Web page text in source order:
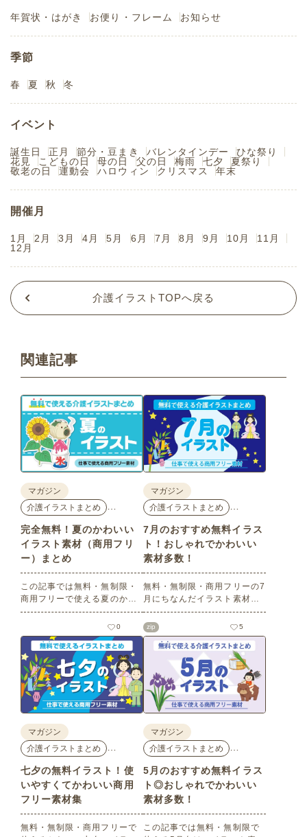
年賀状・はがき お便り・フレーム お知らせ
季節
春 夏 秋 冬
イベント
誕生日 正月 節分・豆まき バレンタインデー
ひな祭り
花見
こどもの日 母の日 父の日 梅雨 七夕
夏祭り
敬老の日
運動会 ハロウィン クリスマス 年末
開催月
1月 2月 3月 4月 5月 6月 7月 8月 9月 10月
11月
12月
介護イラストTOPへ戻る
関連記事
マガジン
介護イラストまとめ
完全無料！夏のかわいい
イラスト素材（商用フリ
ー）まとめ
この記事では無料・無制限・
商用フリーで使える夏のかわ
いいイラスト素材を多数ご紹
介いたします。夏の花である
ひまわりや朝顔、夏祭り、花
火、七夕など夏ならではのか
わいいイラストをご用意！ポ
スターやパンフレットなどで
使いやすいテイストなので、
ぜひご活用ください。
0
マガジン
介護イラストまとめ
7月のおすすめ無料イラス
ト！おしゃれでかわいい
素材多数！
無料・無制限・商用フリーの7
月にちなんだイラスト素材を
多数ご紹介します。どれも印
刷に適した解像度で、点数制
限なしで自由に使える素材ば
かり♪どなたでもご利用いただ
けます！ぜひご活用くださ
い。
zip 5
マガジン
介護イラストまとめ
七夕の無料イラスト！使
いやすくてかわいい商用
フリー素材集
無料・無制限・商用フリーで
マガジン
介護イラストまとめ
5月のおすすめ無料イラス
ト◎おしゃれでかわいい
素材多数！
この記事では無料・無制限で